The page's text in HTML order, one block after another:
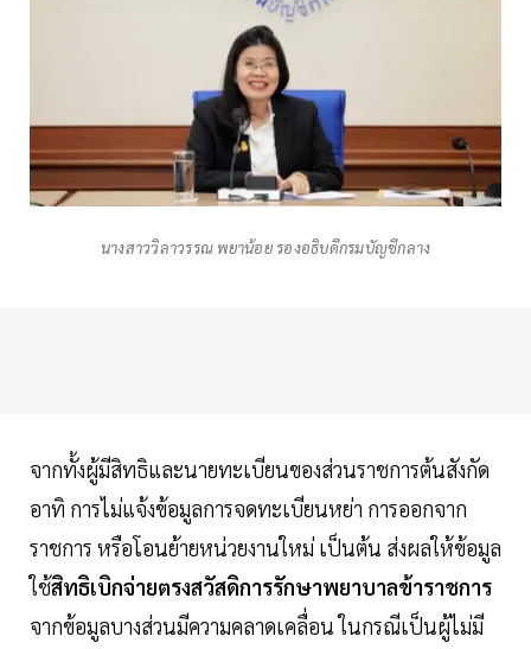
นางสาววิลาวรรณ พยาน้อย รองอธิบดีกรมบัญชีกลาง
จากทั้งผู้มีสิทธิและนายทะเบียนของส่วนราชการต้นสังกัด
อาทิ การไม่แจ้งข้อมูลการจดทะเบียนหย่า การออกจาก
ราชการ หรือโอนย้ายหน่วยงานใหม่ เป็นต้น ส่งผลให้ข้อมูล
ใช้สิทธิเบิกจ่ายตรงสวัสดิการรักษาพยาบาลข้าราชการ
จากข้อมูลบางส่วนมีความคลาดเคลื่อน ในกรณีเป็นผู้ไม่มี